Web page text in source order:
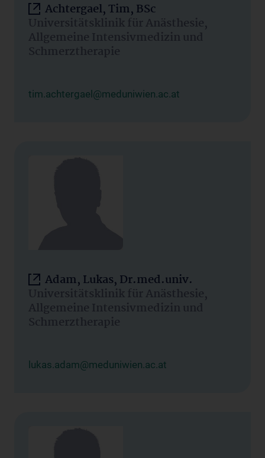
Achtergael, Tim, BSc
Universitätsklinik für Anästhesie,
Allgemeine Intensivmedizin und
Schmerztherapie
tim.achtergael@meduniwien.ac.at
Adam, Lukas, Dr.med.univ.
Universitätsklinik für Anästhesie,
Allgemeine Intensivmedizin und
Schmerztherapie
lukas.adam@meduniwien.ac.at